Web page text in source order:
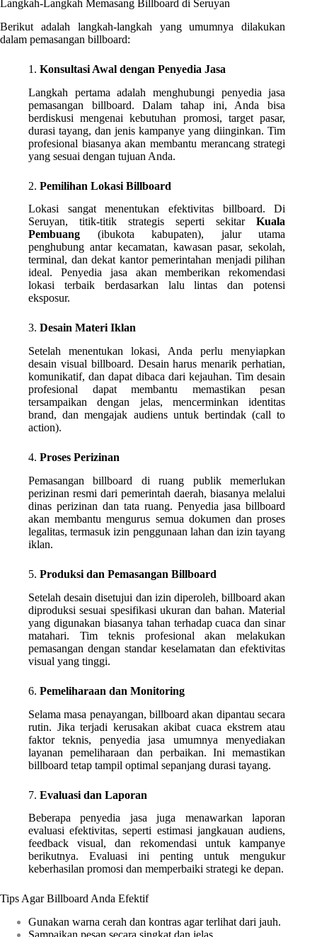
Langkah-Langkah Memasang Billboard di Seruyan
Berikut adalah langkah-langkah yang umumnya dilakukan
dalam pemasangan billboard:
1. Konsultasi Awal dengan Penyedia Jasa
Langkah pertama adalah menghubungi penyedia jasa
pemasangan billboard. Dalam tahap ini, Anda bisa
berdiskusi mengenai kebutuhan promosi, target pasar,
durasi tayang, dan jenis kampanye yang diinginkan. Tim
profesional biasanya akan membantu merancang strategi
yang sesuai dengan tujuan Anda.
2. Pemilihan Lokasi Billboard
Lokasi sangat menentukan efektivitas billboard. Di
Seruyan, titik-titik strategis seperti sekitarKuala
Pembuang (ibukota kabupaten), jalur utama
penghubung antar kecamatan, kawasan pasar, sekolah,
terminal, dan dekat kantor pemerintahan menjadi pilihan
ideal. Penyedia jasa akan memberikan rekomendasi
lokasi terbaik berdasarkan lalu lintas dan potensi
eksposur.
3. Desain Materi Iklan
Setelah menentukan lokasi, Anda perlu menyiapkan
desain visual billboard. Desain harus menarik perhatian,
komunikatif, dan dapat dibaca dari kejauhan. Tim desain
profesional dapat membantu memastikan pesan
tersampaikan dengan jelas, mencerminkan identitas
brand, dan mengajak audiens untuk bertindak (call to
action).
4. Proses Perizinan
Pemasangan billboard di ruang publik memerlukan
perizinan resmi dari pemerintah daerah, biasanya melalui
dinas perizinan dan tata ruang. Penyedia jasa billboard
akan membantu mengurus semua dokumen dan proses
legalitas, termasuk izin penggunaan lahan dan izin tayang
iklan.
5. Produksi dan Pemasangan Billboard
Setelah desain disetujui dan izin diperoleh, billboard akan
diproduksi sesuai spesifikasi ukuran dan bahan. Material
yang digunakan biasanya tahan terhadap cuaca dan sinar
matahari. Tim teknis profesional akan melakukan
pemasangan dengan standar keselamatan dan efektivitas
visual yang tinggi.
6. Pemeliharaan dan Monitoring
Selama masa penayangan, billboard akan dipantau secara
rutin. Jika terjadi kerusakan akibat cuaca ekstrem atau
faktor teknis, penyedia jasa umumnya menyediakan
layanan pemeliharaan dan perbaikan. Ini memastikan
billboard tetap tampil optimal sepanjang durasi tayang.
7. Evaluasi dan Laporan
Beberapa penyedia jasa juga menawarkan laporan
evaluasi efektivitas, seperti estimasi jangkauan audiens,
feedback visual, dan rekomendasi untuk kampanye
berikutnya. Evaluasi ini penting untuk mengukur
keberhasilan promosi dan memperbaiki strategi ke depan.
Tips Agar Billboard Anda Efektif
Gunakan warna cerah dan kontras agar terlihat dari jauh.